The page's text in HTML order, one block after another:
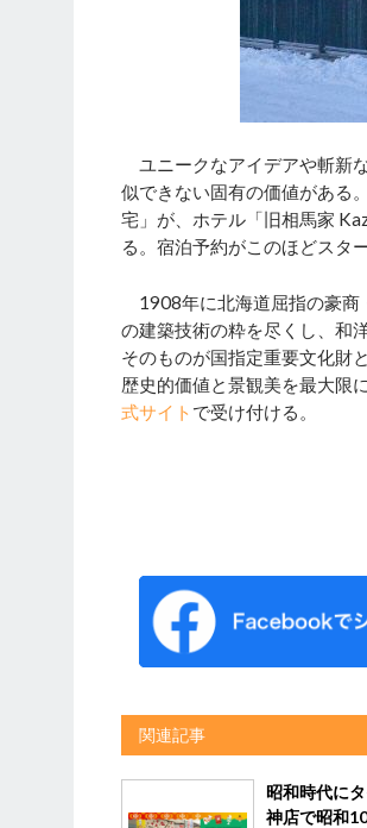
ユニークなアイデアや斬新
似できない固有の価値がある
宅」が、ホテル「旧相馬家
る。宿泊予約がこのほどスタ
1908年に北海道屈指の豪商
の建築技術の粋を尽くし、和
そのものが国指定重要文化財
歴史的価値と景観美を最大限
式サイト で受け付ける。
関連記事
昭和時代に
神店で昭和